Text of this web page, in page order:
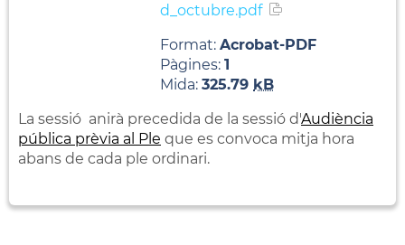
d_octubre.pdf
Format: Acrobat-PDF
Pàgines: 1
Mida: 325.79 kB
La sessió anirà precedida de la sessió d'Audiència
pública prèvia al Ple que es convoca mitja hora
abans de cada ple ordinari.